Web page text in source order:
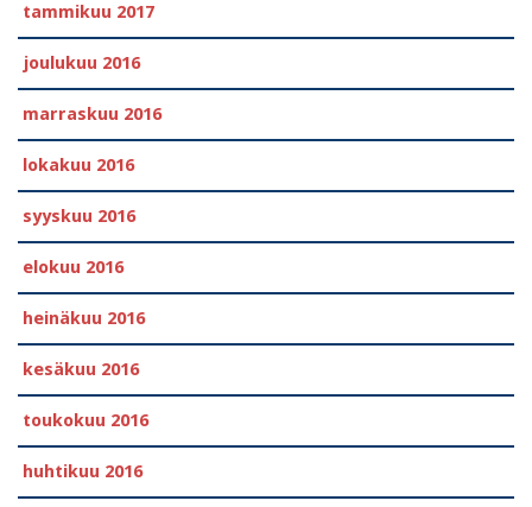
tammikuu 2017
joulukuu 2016
marraskuu 2016
lokakuu 2016
syyskuu 2016
elokuu 2016
heinäkuu 2016
kesäkuu 2016
toukokuu 2016
huhtikuu 2016